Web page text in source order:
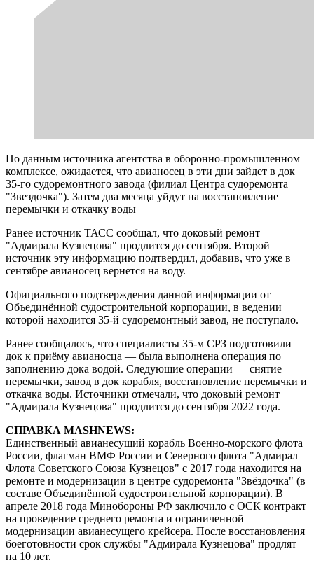
По данным источника агентства в оборонно-промышленном
комплексе, ожидается, что авианосец в эти дни зайдет в док
35-го судоремонтного завода (филиал Центра судоремонта
"Звездочка"). Затем два месяца уйдут на восстановление
перемычки и откачку воды
Ранее источник ТАСС сообщал, что доковый ремонт
"Адмирала Кузнецова" продлится до сентября. Второй
источник эту информацию подтвердил, добавив, что уже в
сентябре авианосец вернется на воду.
Официального подтверждения данной информации от
Объединённой судостроительной корпорации, в ведении
которой находится 35-й судоремонтный завод, не поступало.
Ранее сообщалось, что специалисты 35-м СРЗ подготовили
док к приёму авианосца — была выполнена операция по
заполнению дока водой. Следующие операции — снятие
перемычки, завод в док корабля, восстановление перемычки и
откачка воды. Источники отмечали, что доковый ремонт
"Адмирала Кузнецова" продлится до сентября 2022 года.
СПРАВКА MASHNEWS:
Единственный авианесущий корабль Военно-морского флота
России, флагман ВМФ России и Северного флота "Адмирал
Флота Советского Союза Кузнецов" с 2017 года находится на
ремонте и модернизации в центре судоремонта "Звёздочка" (в
составе Объединённой судостроительной корпорации). В
апреле 2018 года Минобороны РФ заключило с ОСК контракт
на проведение среднего ремонта и ограниченной
модернизации авианесущего крейсера. После восстановления
боеготовности срок службы "Адмирала Кузнецова" продлят
на 10 лет.